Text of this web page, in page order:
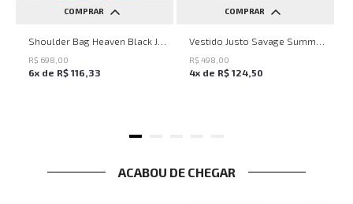
COMPRAR
UN
R$ 698 00
6x de R$ 116 33
COMPRAR
PP P M G
R$ 498 00
4x de R$ 124 50
ACABOU DE CHEGAR